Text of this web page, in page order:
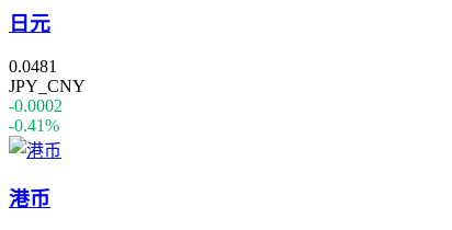
日元
0.0481
JPY_CNY
-0.0002
-0.41%
港币